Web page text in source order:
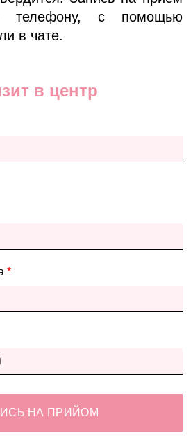
телефону, с помощью
в чате.
в центр
*
НА ПРИЙОМ